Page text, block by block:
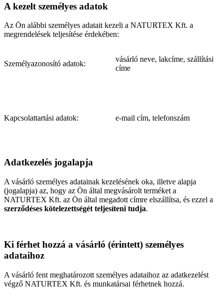
A kezelt személyes adatok
Az Ön alábbi személyes adatait kezeli a NATURTEX Kft. a
megrendelések teljesítése érdekében:
Személyazonosító adatok:
vásárló neve, lakcíme, szállítási
címe
Kapcsolattartási adatok: e-mail cím, telefonszám
Adatkezelés jogalapja
A vásárló személyes adatainak kezelésének oka, illetve alapja
(jogalapja) az, hogy az Ön által megvásárolt terméket a
NATURTEX Kft. az Ön által megadott címre elszállítsa, és ezzel a
szerződéses kötelezettségét teljesíteni tudja.
Ki férhet hozzá a vásárló (érintett) személyes
adataihoz
A vásárló fent meghatározott személyes adataihoz az adatkezelést
végző NATURTEX Kft. és munkatársai férhetnek hozzá.